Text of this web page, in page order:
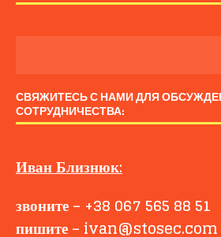
СВЯЖИТЕСЬ С НАМИ ДЛЯ
СОТРУДНИЧЕСТВА:
ИванБлизнюк:
звоните– +38 067 565 88 51
пишите– ivan@stosec.com